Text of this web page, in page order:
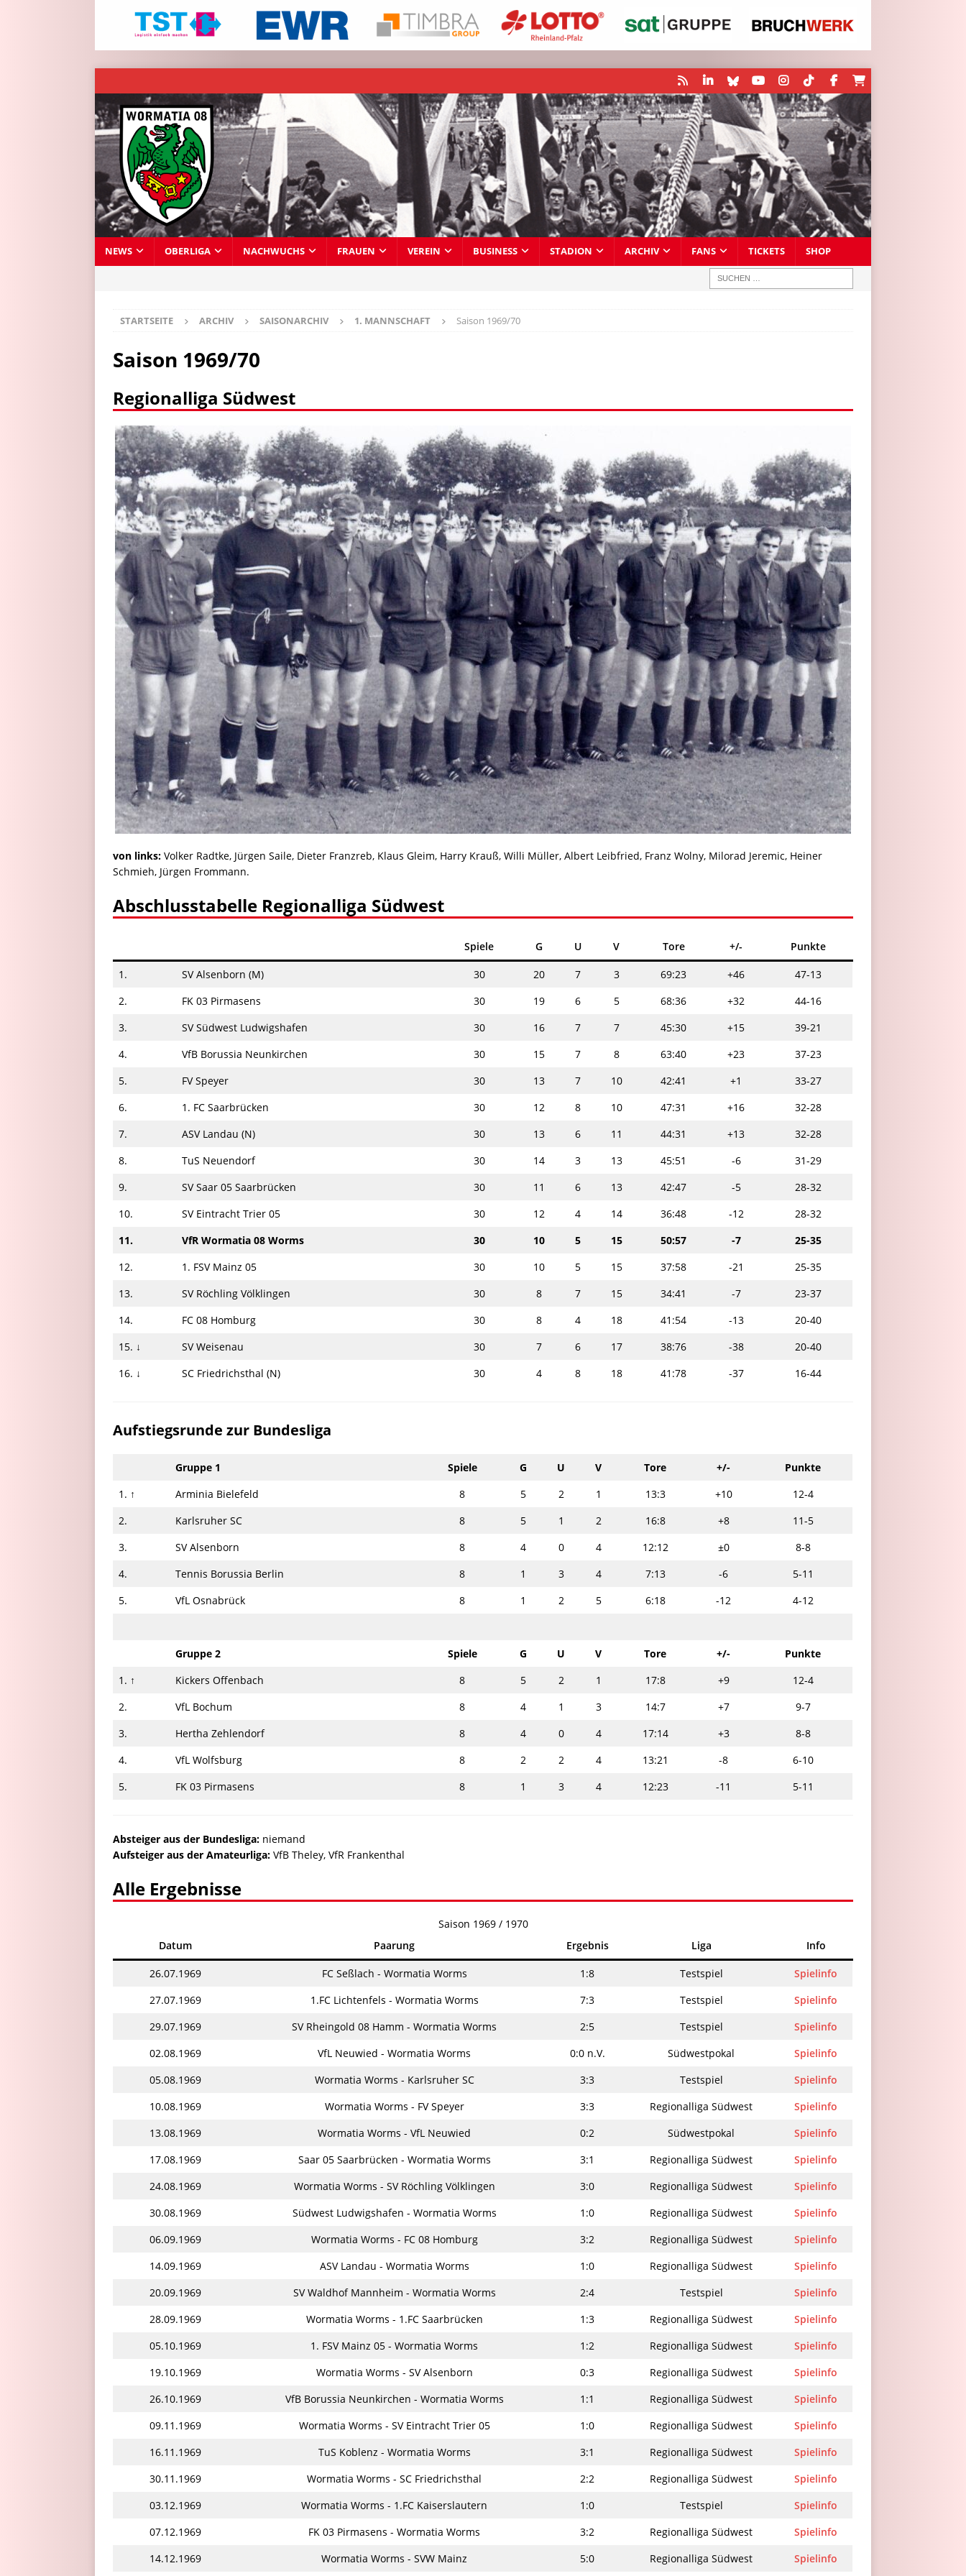
NEWS OBERLIGA NACHWUCHS FRAUEN VEREIN BUSINESS STADION ARCHIV FANS TICKETS SHOP
STARTSEITE ARCHIV SAISONARCHIV 1. MANNSCHAFT Saison 1969/70
Saison 1969/70
Regionalliga Südwest
von links: Volker Radtke, Jürgen Saile, Dieter Franzreb, Klaus Gleim, Harry Krauß, Willi Müller, Albert Leibfried, Franz Wolny, Milorad Jeremic, Heiner
Schmieh, Jürgen Frommann.
Abschlusstabelle Regionalliga Südwest
Spiele G U V Tore +/- Punkte
1. SV Alsenborn (M) 30 20 7 3 69:23 +46
47-13
2.
FK 03 Pirmasens 30 19 6 5 68:36 +32
44-16
3.
SV Südwest Ludwigshafen 30 16 7 7 45:30 +15
39-21
4.
VfB Borussia Neunkirchen 30 15 7 8 63:40 +23
37-23
5.
FV Speyer 30 13 7 10 42:41 +1
33-27
6.
1. FC Saarbrücken 30 12 8 10 47:31 +16
32-28
7.
ASV Landau (N) 30 13 6 11 44:31 +13
32-28
8.
TuS Neuendorf 30 14 3 13 45:51 -6
31-29
9.
SV Saar 05 Saarbrücken 30 11 6 13 42:47 -5
28-32
10.
SV Eintracht Trier 05 30 12 4 14 36:48 -12
28-32
11.
VfR Wormatia 08 Worms 30 10 5 15 50:57 -7
25-35
12.
1. FSV Mainz 05 30 10 5 15 37:58 -21
25-35
13.
SV Röchling Völklingen 30 8 7 15 34:41 -7
23-37
14.
FC 08 Homburg 30 8 4 18 41:54 -13
20-40
15. ↓
SV Weisenau 30 7 6 17 38:76 -38
20-40
16. ↓
SC Friedrichsthal (N) 30 4 8 18 41:78 -37 16-44
Aufstiegsrunde zur Bundesliga
Gruppe 1 Spiele G U V Tore +/-
Punkte
1. ↑
Arminia Bielefeld 8 5 2 1 13:3 +10
12-4
2.
Karlsruher SC 8 5 1 2 16:8 +8
11-5
3.
SV Alsenborn 8 4 0 4 12:12 ±0
8-8
4.
Tennis Borussia Berlin 8 1 3 4 7:13 -6
5-11
5.
VfL Osnabrück 8 1 2 5 6:18 -12 4-12
Gruppe 2 Spiele G U V Tore +/-
Punkte
1. ↑
Kickers Offenbach 8 5 2 1 17:8 +9
12-4
2.
VfL Bochum 8 4 1 3 14:7 +7
9-7
3.
Hertha Zehlendorf 8 4 0 4 17:14 +3
8-8
4.
VfL Wolfsburg 8 2 2 4 13:21 -8
6-10
5.
FK 03 Pirmasens 8 1 3 4 12:23 -11 5-11
Absteiger aus der Bundesliga: niemand
Aufsteiger aus der Amateurliga: VfB Theley, VfR Frankenthal
Alle Ergebnisse
Saison 1969 / 1970
Datum
Paarung Ergebnis Liga Info
26.07.1969 FC Seßlach - Wormatia Worms 1:8 Testspiel
Spielinfo
27.07.1969
1.FC Lichtenfels - Wormatia Worms 7:3 Testspiel
Spielinfo
29.07.1969
SV Rheingold 08 Hamm - Wormatia Worms 2:5 Testspiel
Spielinfo
02.08.1969
VfL Neuwied - Wormatia Worms 0:0 n.V. Südwestpokal
Spielinfo
05.08.1969
Wormatia Worms - Karlsruher SC 3:3 Testspiel
Spielinfo
10.08.1969
Wormatia Worms - FV Speyer 3:3 Regionalliga Südwest
Spielinfo
13.08.1969
Wormatia Worms - VfL Neuwied 0:2 Südwestpokal
Spielinfo
17.08.1969
Saar 05 Saarbrücken - Wormatia Worms 3:1 Regionalliga Südwest
Spielinfo
24.08.1969
Wormatia Worms - SV Röchling Völklingen 3:0 Regionalliga Südwest
Spielinfo
30.08.1969
Südwest Ludwigshafen - Wormatia Worms 1:0 Regionalliga Südwest
Spielinfo
06.09.1969
Wormatia Worms - FC 08 Homburg 3:2 Regionalliga Südwest
Spielinfo
14.09.1969
ASV Landau - Wormatia Worms 1:0 Regionalliga Südwest
Spielinfo
20.09.1969
SV Waldhof Mannheim - Wormatia Worms 2:4 Testspiel
Spielinfo
28.09.1969
Wormatia Worms - 1.FC Saarbrücken 1:3 Regionalliga Südwest
Spielinfo
05.10.1969
1. FSV Mainz 05 - Wormatia Worms 1:2 Regionalliga Südwest
Spielinfo
19.10.1969
Wormatia Worms - SV Alsenborn 0:3 Regionalliga Südwest
Spielinfo
26.10.1969
VfB Borussia Neunkirchen - Wormatia Worms 1:1 Regionalliga Südwest
Spielinfo
09.11.1969
Wormatia Worms - SV Eintracht Trier 05 1:0 Regionalliga Südwest
Spielinfo
16.11.1969
TuS Koblenz - Wormatia Worms 3:1 Regionalliga Südwest
Spielinfo
30.11.1969
Wormatia Worms - SC Friedrichsthal 2:2 Regionalliga Südwest
Spielinfo
03.12.1969
Wormatia Worms - 1.FC Kaiserslautern 1:0 Testspiel
Spielinfo
07.12.1969
FK 03 Pirmasens - Wormatia Worms 3:2 Regionalliga Südwest
Spielinfo
14.12.1969
Wormatia Worms - SVW Mainz 5:0 Regionalliga Südwest Spielinfo